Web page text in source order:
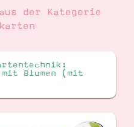
der Kategorie
mit Blumen (mit